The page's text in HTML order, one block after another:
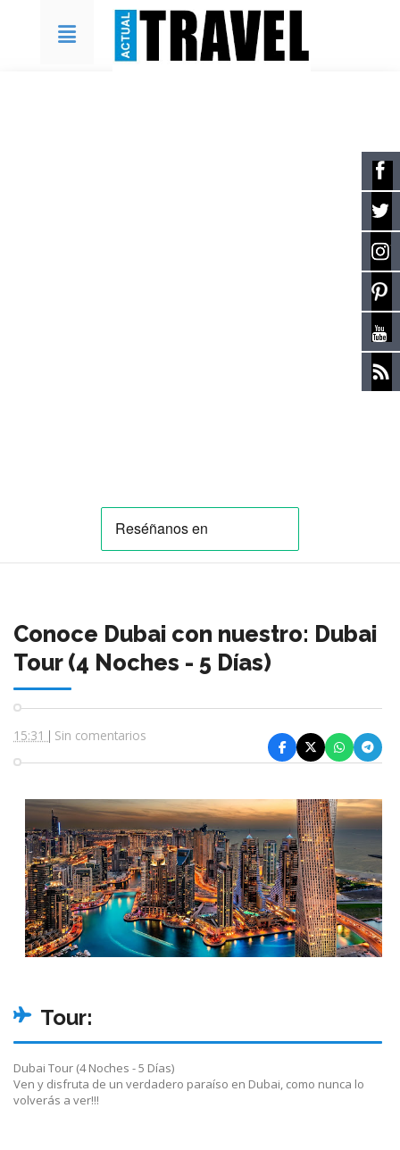
Conoce Dubai con nuestro: Dubai
Tour (4 Noches - 5 Días)
15:31 | Sin comentarios
Tour:
Dubai Tour (4 Noches - 5 Días)
Ven y disfruta de un verdadero paraíso en Dubai, como nunca lo
volverás a ver!!!